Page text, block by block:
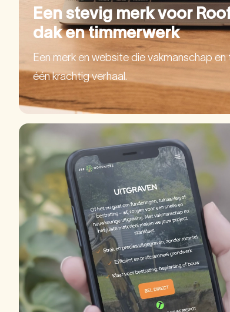
Een stevig merk voor
dak en timmerwerk
Een merk en website die vakmanschap
één krachtig verhaal.